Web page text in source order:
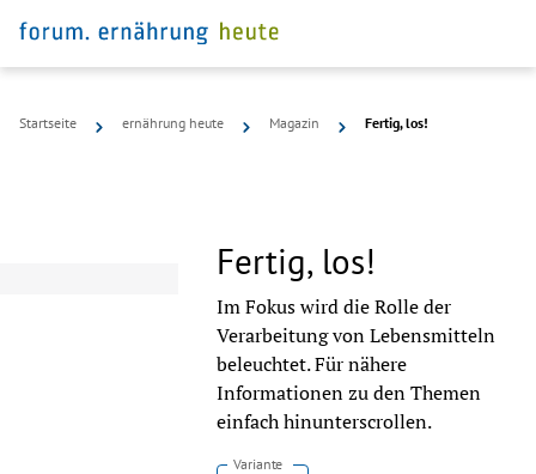
Startseite ernährung heute Magazin Fertig, los!
Fertig, los!
Im Fokus wird die Rolle der
Verarbeitung von Lebensmitteln
beleuchtet. Für nähere
Informationen zu den Themen
einfach hinunterscrollen.
Variante